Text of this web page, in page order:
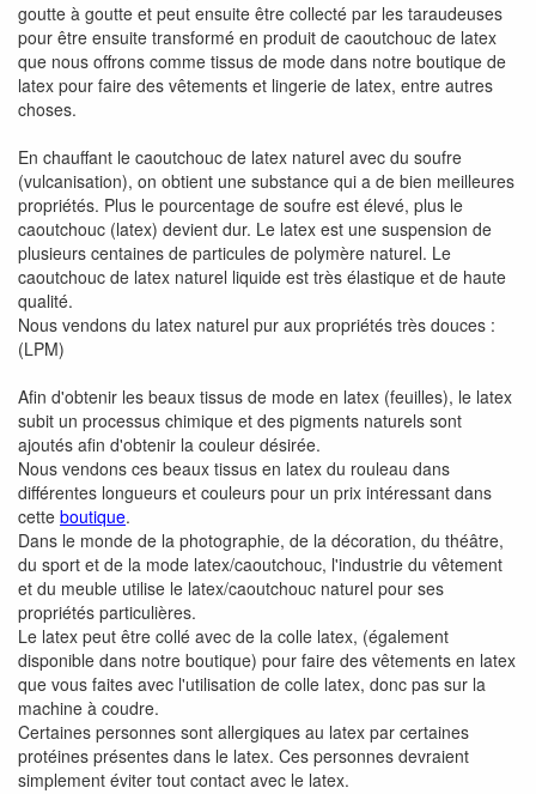
goutte à goutte et peut ensuite être collecté par les taraudeuses
pour être ensuite transformé en produit de caoutchouc de latex
que nous offrons comme tissus de mode dans notre boutique de
latex pour faire des vêtements et lingerie de latex, entre autres
choses.
En chauffant le caoutchouc de latex naturel avec du soufre
(vulcanisation), on obtient une substance qui a de bien meilleures
propriétés. Plus le pourcentage de soufre est élevé, plus le
caoutchouc (latex) devient dur. Le latex est une suspension de
plusieurs centaines de particules de polymère naturel. Le
caoutchouc de latex naturel liquide est très élastique et de haute
qualité.
Nous vendons du latex naturel pur aux propriétés très douces :
(LPM)
Afin d'obtenir les beaux tissus de mode en latex (feuilles), le latex
subit un processus chimique et des pigments naturels sont
ajoutés afin d'obtenir la couleur désirée.
Nous vendons ces beaux tissus en latex du rouleau dans
différentes longueurs et couleurs pour un prix intéressant dans
cette boutique.
Dans le monde de la photographie, de la décoration, du théâtre,
du sport et de la mode latex/caoutchouc, l'industrie du vêtement
et du meuble utilise le latex/caoutchouc naturel pour ses
propriétés particulières.
Le latex peut être collé avec de la colle latex, (également
disponible dans notre boutique) pour faire des vêtements en latex
que vous faites avec l'utilisation de colle latex, donc pas sur la
machine à coudre.
Certaines personnes sont allergiques au latex par certaines
protéines présentes dans le latex. Ces personnes devraient
simplement éviter tout contact avec le latex.